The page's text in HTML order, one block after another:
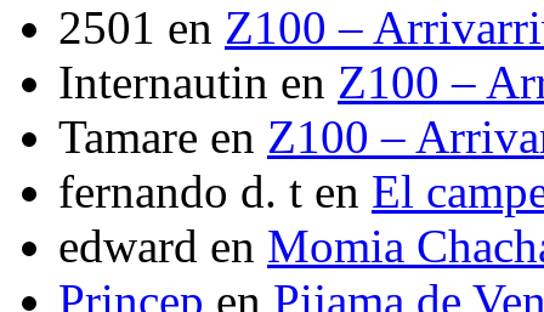
2501 en Z100 –
Internautin en Z100 –
Tamare en Z100 –
fernando d. t en El
edward en Momia
Princep en Pijama de